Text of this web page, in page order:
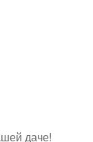
даче!